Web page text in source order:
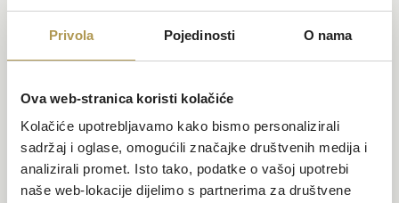
Privola Pojedinosti O nama
Ova web-stranica koristi kolačiće
Kolačiće upotrebljavamo kako bismo personalizirali
sadržaj i oglase, omogućili značajke društvenih medija i
analizirali promet. Isto tako, podatke o vašoj upotrebi
naše web-lokacije dijelimo s partnerima za društvene
Intiman unutarnji prostor s kamenim svodovima
Blagovanje na otvorenom u njegovanom vrtu
Vinska karta s više od 100 domaćih i stranih vina